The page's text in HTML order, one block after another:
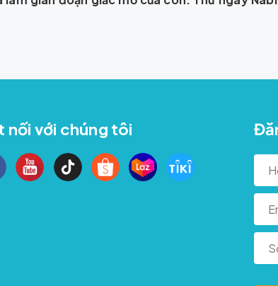
nối với chúng tôi